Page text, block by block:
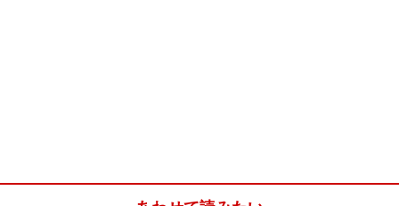
ブエノスアイレスの町は非常に広いので、どこに宿泊す